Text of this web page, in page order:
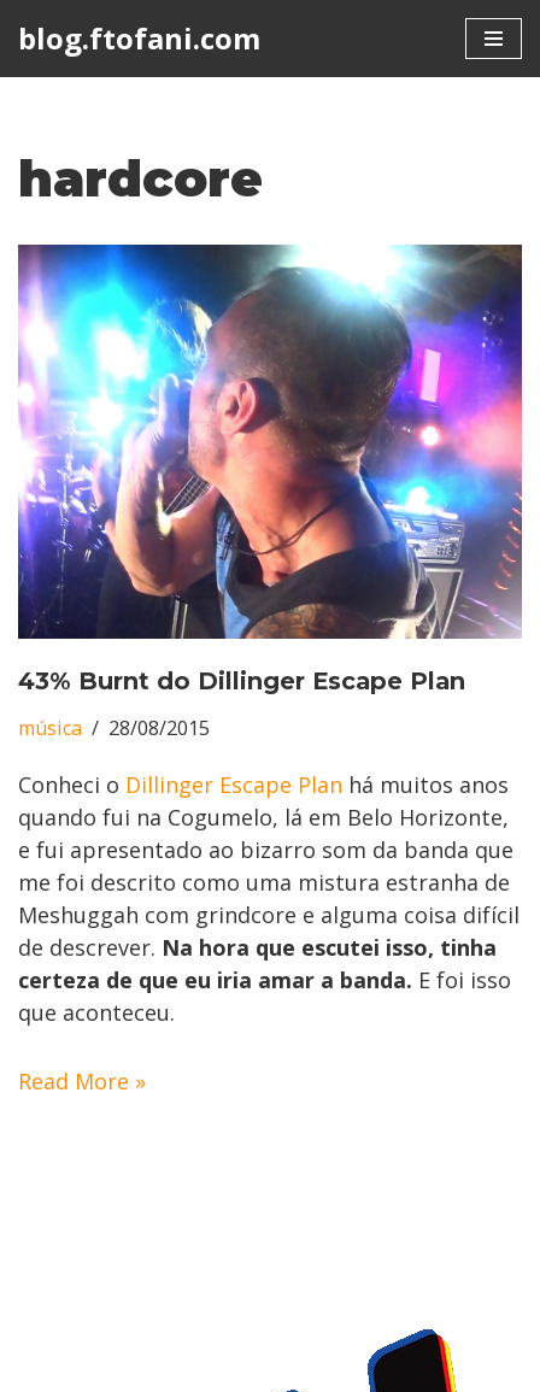
blog.ftofani.com
hardcore
43% Burnt do Dillinger Escape Plan
música 28/08/2015
Conheci o Dillinger Escape Plan há muitos anos
quando fui na Cogumelo, lá em Belo Horizonte,
e fui apresentado ao bizarro som da banda que
me foi descrito como uma mistura estranha de
Meshuggah com grindcore e alguma coisa difícil
de descrever. Na hora que escutei isso, tinha
certeza de que eu iria amar a banda. E foi isso
que aconteceu.
Read More »